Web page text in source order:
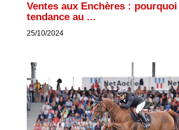
Ventes aux Enchères :
tendance au ...
25/10/2024